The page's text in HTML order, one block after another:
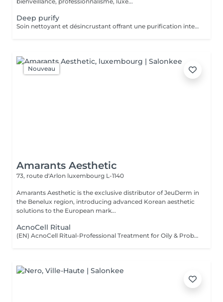
Deep purify
Soin nettoyant et désincrustant offrant une purification intense, aidant les peaux à tendance acnéique et séborrhéique à retrouver un équilibre Deep Purify nettoie les pores en profondeur pour prévenir et atténuer les imperfections. Ce soin est indispensable à une bonne pénétration des agents actifs lors de l'application de produits cosméceutiques. 1 Séance: 135€ forfait 5 séances : 610€
Nouveau
Amarants Aesthetic
73, route d'Arlon luxembourg L-1140
Amarants Aesthetic is the exclusive distributor of JeuDerm in
the Benelux region, introducing advanced Korean aesthetic
solutions to the European mark...
AcnoCell Ritual
(EN) AcnoCell Ritual-Professional Treatment for Oily & Problematic Skin A comprehensive professional treatment specially designed for oily and problematic skin. The procedure focuses on restoring the skin microbiome balance, reducing the appearance of inflammation, regulating sebum production, and strengthening the skin's natural protective barrier. The treatment combines the innovative ALA Factor preparation with advanced next-generation LED light therapy. This combination helps soothe the skin, support its natural recovery processes, and improve the overall condition of the skin. The procedure is performed using professional JeuDerm skincare products, providing the skin with essential care, hydration, and comfort during and after the treatment. Who is this treatment for? * Oily and problematic skin; * Skin prone to inflammation and breakouts; * Excess sebum production; * Dull and uneven complexion; * Weakened skin barrier; * Skin requiring balance restoration and improvement of overall condition. Benefits after the treatment: * Calmer and more balanced-looking skin; * Reduced feeling of excess oiliness; * Fresher and more even complexion; * Improved skin texture; * Support of a healthy skin microbiome balance; * Intensive professional care and hydration. (FR) AcnoCell Ritual-Soin professionnel pour peaux grasses et à problèmes Un soin professionnel complet spécialement conçu pour les peaux grasses et à problèmes. Ce traitement vise à rétablir l'équilibre du microbiome cutané, à réduire l'apparence des inflammations, à réguler la production de sébum et à renforcer la barrière protectrice naturelle de la peau. Le soin associe le produit innovant ALA Factor à une LED-thérapie de dernière génération. Cette combinaison aide à apaiser la peau, à soutenir ses processus naturels de récupération et à améliorer son état général. Le traitement est réalisé avec les produits professionnels JeuDerm, qui apportent à la peau les soins nécessaires, une hydratation optimale et un confort durable pendant et après la procédure. À qui s'adresse ce soin ? * Peaux grasses et à problèmes ; * Peaux sujettes aux inflammations et aux imperfections ; * Excès de sébum ; * Teint terne et irrégulier ; * Barrière cutanée fragilisée ; * Peaux nécessitant un rééquilibrage et une amélioration de leur état général. Résultats après le soin : * Peau plus apaisée et équilibrée ; * Diminution de la sensation de peau grasse ; * Teint plus frais et plus uniforme ; * Texture de peau améliorée ; * Maintien d'un microbiome cutané sain ; * Soin professionnel intensif et hydratation.